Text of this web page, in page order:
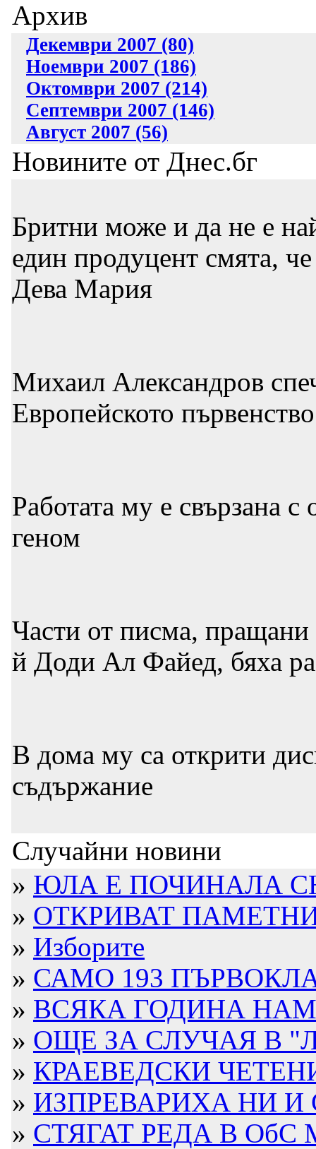
Архив
Декември 2007 (80)
Ноември 2007 (186)
Октомври 2007 (214)
Септември 2007 (146)
Август 2007 (56)
Новините от Днес.бг
Бритни може и да не е
един продуцент смята,
Дева Мария
Михаил Александров
Европейското
Работата му е свързана
геном
Части от писма,
й Доди Ал Файед, бяха
В дома му са открити
съдържание
Случайни новини
» ЮЛА Е ПОЧИНАЛА
» ОТКРИВАТ
» Изборите
» САМО 193
» ВСЯКА ГОДИНА
» ОЩЕ ЗА СЛУЧАЯ В
» КРАЕВЕДСКИ
» ИЗПРЕВАРИХА НИ И
» СТЯГАТ РЕДА В